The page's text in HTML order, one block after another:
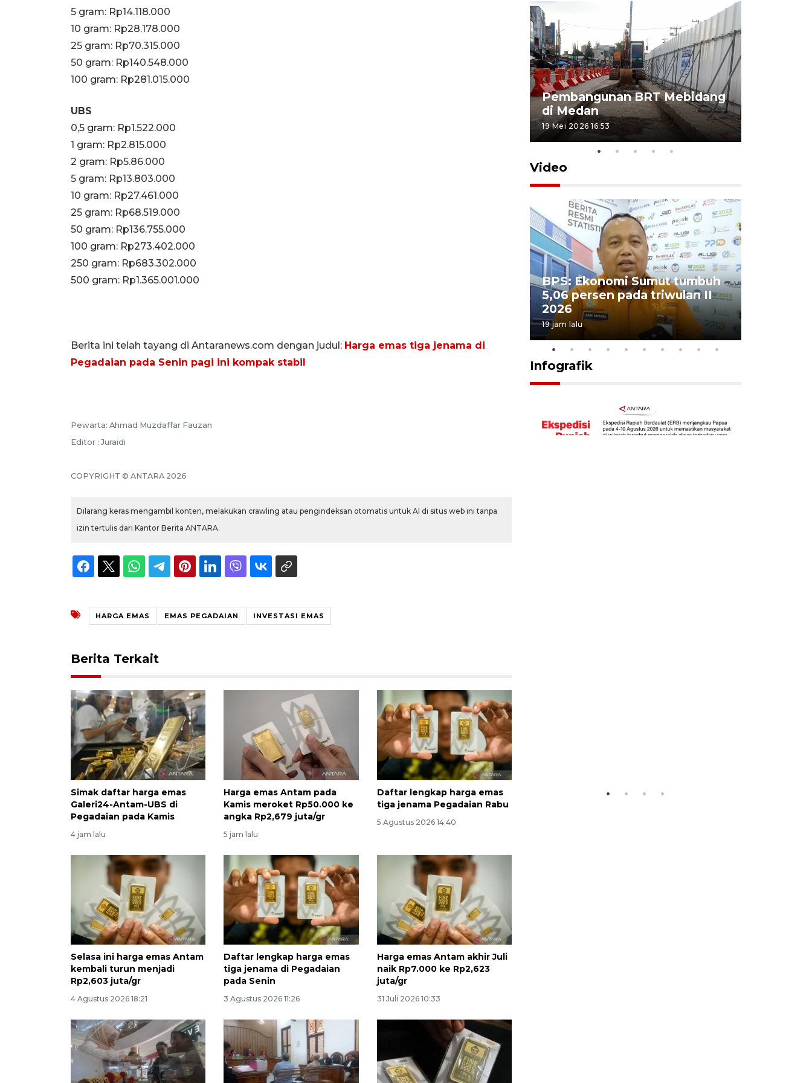
‎5 gram: Rp14.118.000
10 gram: Rp28.178.000
‎25 gram: Rp70.315.000
‎50 gram: Rp140.548.000
‎100 gram: Rp281.015.000
UBS
0,5 gram: Rp1.522.000
‎1 gram: Rp2.815.000
‎2 gram: Rp5.86.000
‎5 gram: Rp13.803.000
10 gram: Rp27.461.000
‎25 gram: Rp68.519.000
‎50 gram: Rp136.755.000
‎100 gram: Rp273.402.000
250 gram: Rp683.302.000
‎500 gram: Rp1.365.001.000
Berita ini telah tayang di Antaranews.com dengan judul: Harga emas tiga jenama di
Pegadaian pada Senin pagi ini kompak stabil
Pewarta: Ahmad Muzdaffar Fauzan
Editor : Juraidi
COPYRIGHT © ANTARA 2026
Dilarang keras mengambil konten, melakukan crawling atau pengindeksan otomatis untuk AI di situs web ini tanpa
izin tertulis dari Kantor Berita ANTARA.
HARGA EMAS EMAS PEGADAIAN INVESTASI EMAS
Berita Terkait
Simak daftar harga emas
Galeri24-Antam-UBS di
Pegadaian pada Kamis
4 jam lalu
Harga emas Antam pada
Kamis meroket Rp50.000 ke
angka Rp2,679 juta/gr
5 jam lalu
Daftar lengkap harga emas
tiga jenama Pegadaian Rabu
5 Agustus 2026 14:40
Selasa ini harga emas Antam
kembali turun menjadi
Rp2,603 juta/gr
4 Agustus 2026 18:21
Daftar lengkap harga emas
tiga jenama di Pegadaian
pada Senin
3 Agustus 2026 11:26
Harga emas Antam akhir Juli
naik Rp7.000 ke Rp2,623
juta/gr
31 Juli 2026 10:33
Pembangunan BRT Mebidang
di Medan
19 Mei 2026 16:53
Video
BPS: Ekonomi Sumut tumbuh
5,06 persen pada triwulan II
2026
19 jam lalu
Infografik
Sinyal positif perekonomian
Indonesia
2026-08-05 15:00:00